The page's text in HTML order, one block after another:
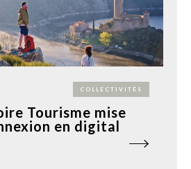
COLLECTIVITÉS
Tourisme mise
en digital